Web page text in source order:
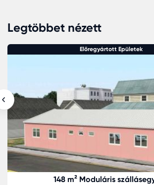
Legtöbbet nézett
Előregyártott Epületek
148 m² Moduláris